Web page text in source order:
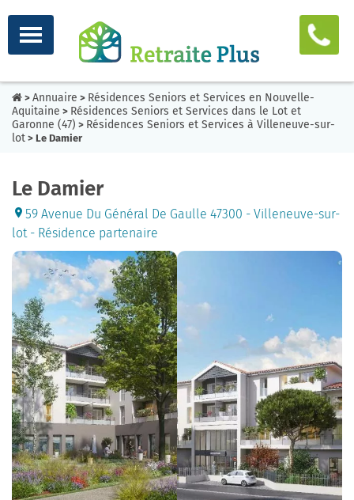
> Annuaire > Résidences Seniors et Services en Nouvelle-
Aquitaine > Résidences Seniors et Services dans le Lot et
Garonne (47) > Résidences Seniors et Services à Villeneuve-sur-
lot > Le Damier
Le Damier
59 Avenue Du Général De Gaulle 47300 - Villeneuve-sur-
lot - Résidence partenaire